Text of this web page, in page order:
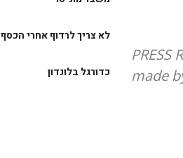
לא צריך לרדוף אחרי הכסף
כדורגל בלונדון
PRESS
made